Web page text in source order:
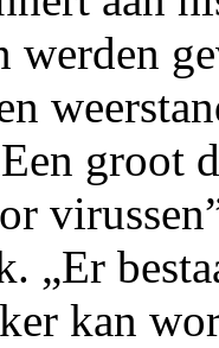
werden
groot
„Er
kan